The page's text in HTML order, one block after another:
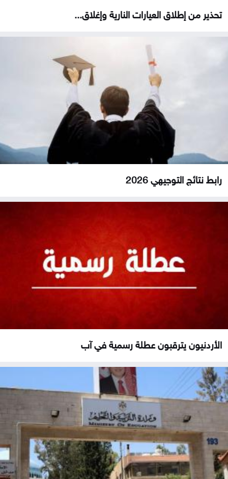
تحذير من إطلاق العيارات النارية وإغلاق...
رابط نتائج التوجيهي 2026
الأردنيون يترقبون عطلة رسمية في آب